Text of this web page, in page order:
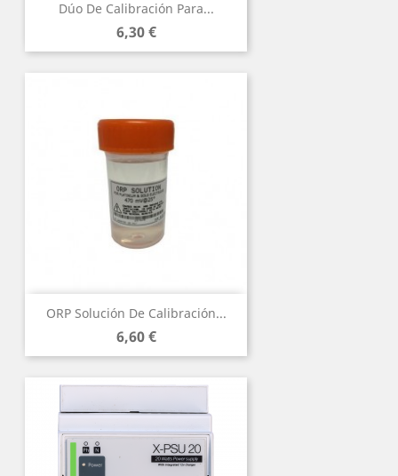
Dúo De Calibración Para...
Precio
6,30 €
ORP Solución De Calibración...
Precio
6,60 €